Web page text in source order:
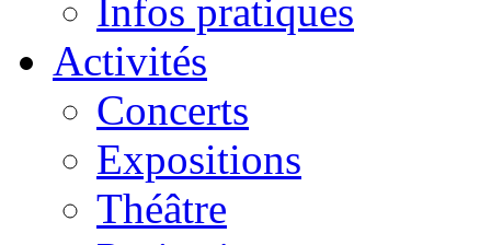
Infos pratiques
Activités
Concerts
Expositions
Théâtre